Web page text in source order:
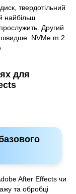
твердотільний
найбільш
Другий
швидше. NVMe m.2
для
After Effects чи
та обробці